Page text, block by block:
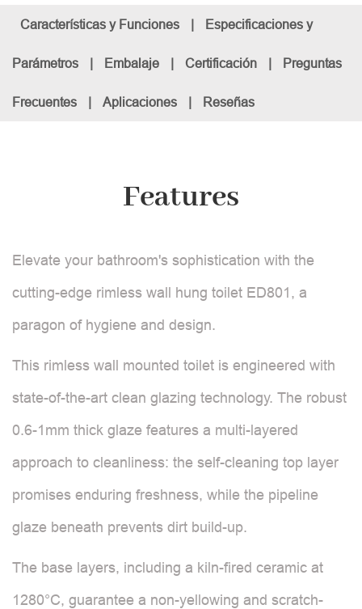
Características y Funciones | Especificaciones y
Parámetros | Embalaje | Certificación | Preguntas
Frecuentes | Aplicaciones | Reseñas
Features
Elevate your bathroom's sophistication with the
cutting-edge rimless wall hung toilet ED801, a
paragon of hygiene and design.
This rimless wall mounted toilet is engineered with
state-of-the-art clean glazing technology. The robust
0.6-1mm thick glaze features a multi-layered
approach to cleanliness: the self-cleaning top layer
promises enduring freshness, while the pipeline
glaze beneath prevents dirt build-up.
The base layers, including a kiln-fired ceramic at
1280°C, guarantee a non-yellowing and scratch-